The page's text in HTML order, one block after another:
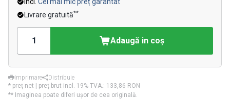
Livrare gratuită**
Adaugă in coş
Imprimare
Distribuie
* preț net | preț brut incl. 19% TVA.: 133,86 RON
** Imaginea poate diferi ușor de cea originală.